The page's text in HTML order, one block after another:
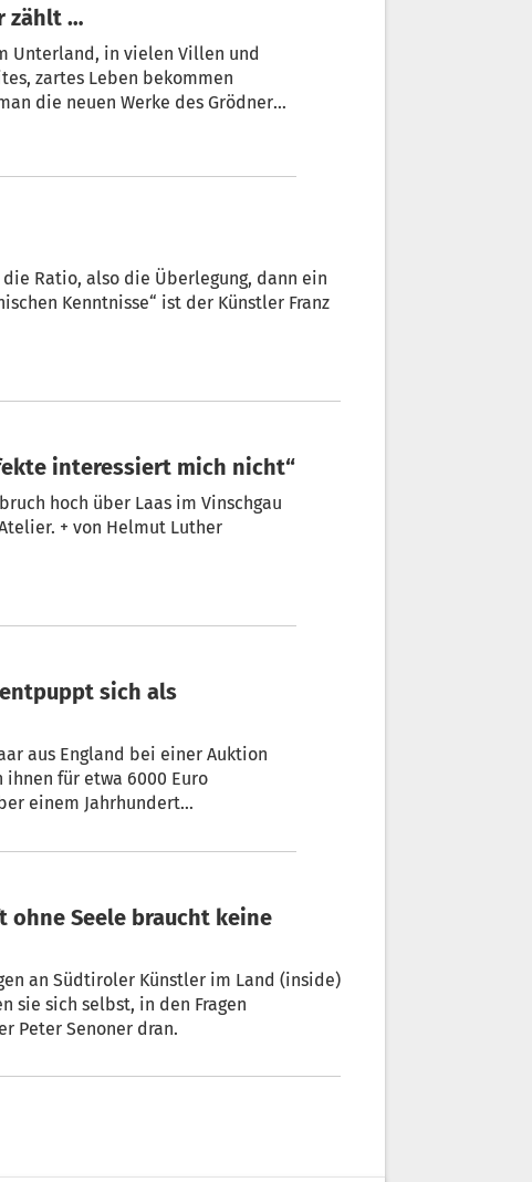
zählt …
Unterland, in vielen Villen und
zartes Leben bekommen
die neuen Werke des Grödner
Ratio, also die Überlegung, dann ein
Kenntnisse“ ist der Künstler Franz
interessiert mich nicht“
hoch über Laas im Vinschgau
+ von Helmut Luther
aus England bei einer Auktion
für etwa 6000 Euro
einem Jahrhundert
an Südtiroler Künstler im Land (inside)
sie sich selbst, in den Fragen
Peter Senoner dran.